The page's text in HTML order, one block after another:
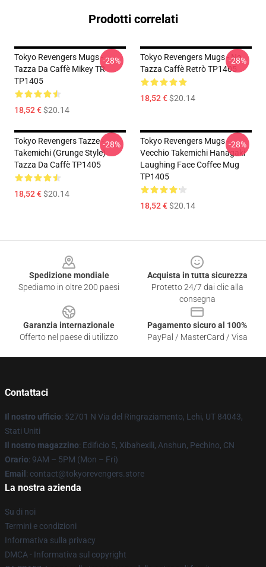
Prodotti correlati
Tokyo Revengers Mugs -
Tazza Da Caffè Mikey TR
TP1405
18,52 €$20.14
-28%
Tokyo Revengers Mugs - No.
Tazza Caffè Retrò TP1405
18,52 €$20.14
-28%
Tokyo Revengers Tazze -
Takemichi (Grunge Style)
Tazza Da Caffè TP1405
18,52 €$20.14
-28%
Tokyo Revengers Mugs -
Vecchio Takemichi Hanagaki
Laughing Face Coffee Mug
TP1405
18,52 €$20.14
-28%
Spedizione mondiale
Spediamo in oltre 200 paesi
Acquista in tutta sicurezza
Protetto 24/7 dai clic alla
consegna
Garanzia internazionale
Offerto nel paese di utilizzo
Pagamento sicuro al 100%
PayPal / MasterCard / Visa
Contattaci
Il nostro ufficio: 52701 N Via del Ringraziamento, Lehi, UT 84043,
Stati Uniti
Il nostro magazzino: Edificio 5, Xibahexili, Anshun, Pechino, CN
Orario: 9AM – 5PM (Mon – Fri)
Email : contact@tokyorevengers.store
La nostra azienda
Su di noi
Termini e condizioni
Informativa sulla privacy
DMCA - Informativa sul copyright